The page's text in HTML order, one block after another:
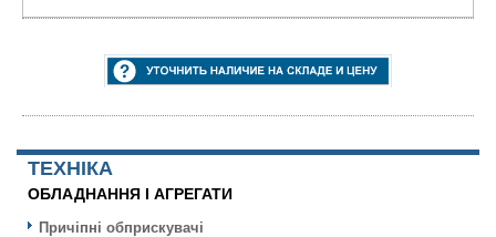
ТЕХНIКА
ОБЛАДНАННЯ І АГРЕГАТИ
Причіпні обприскувачі